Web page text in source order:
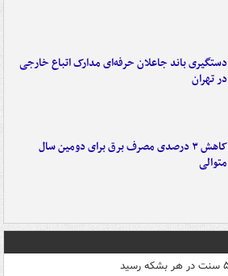
دستگیری باند جاعلان حرفه‌ای مدارک اتباع خارجی
در تهران
کاهش ۳ درصدی مصرف برق برای دومین سال
متوالی